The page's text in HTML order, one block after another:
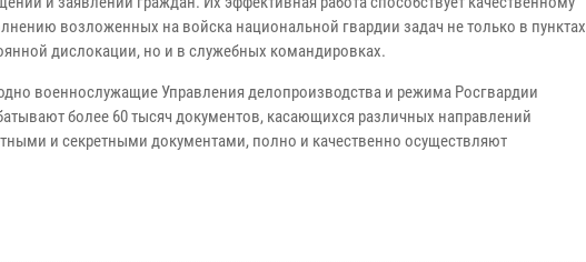
возложенных на войска национальной гвардии задач не только в пунктах
дислокации, но и в служебных командировках.
военнослужащие Управления делопроизводства и режима Росгвардии
более 60 тысяч документов, касающихся различных направлений
и секретными документами, полно и качественно осуществляют